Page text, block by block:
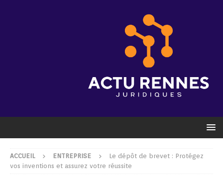
ACCUEIL ENTREPRISE
Le dépôt de brevet : Protégez
vos inventions et assurez votre réussite